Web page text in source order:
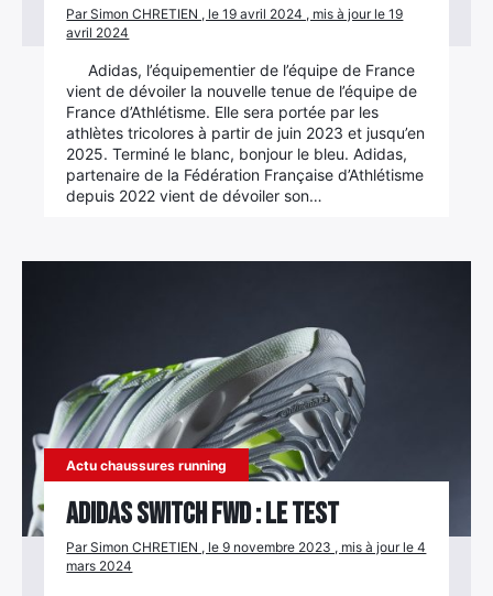
Par Simon CHRETIEN , le 19 avril 2024 , mis à jour le 19
avril 2024
Adidas, l’équipementier de l’équipe de France
vient de dévoiler la nouvelle tenue de l’équipe de
France d’Athlétisme. Elle sera portée par les
athlètes tricolores à partir de juin 2023 et jusqu’en
2025. Terminé le blanc, bonjour le bleu. Adidas,
partenaire de la Fédération Française d’Athlétisme
depuis 2022 vient de dévoiler son…
Actu chaussures running
adidas Switch FWD : le test
Par Simon CHRETIEN , le 9 novembre 2023 , mis à jour le 4
mars 2024